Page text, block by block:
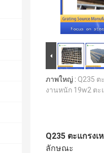
ภาพใหญ่ : Q235
งานหนัก 19w2 ตะ
Q235 ตะแกรง
ลักษณะ